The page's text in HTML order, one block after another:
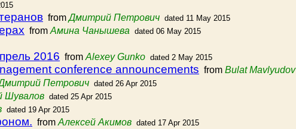
fromДмитрий Петрович dated 11 May 2015
from Амина Чанышева dated 06 May 2015
2016 from Alexey Gunko dated 2 May 2015
conference announcements from Bulat Mavlyudov
Петрович dated 26 Apr 2015
Шувалов dated 25 Apr 2015
dated 19 Apr 2015
from Алексей Акимов dated 17 Apr 2015